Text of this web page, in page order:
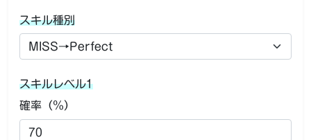
スキル種別
スキルレベル1
確率（％）